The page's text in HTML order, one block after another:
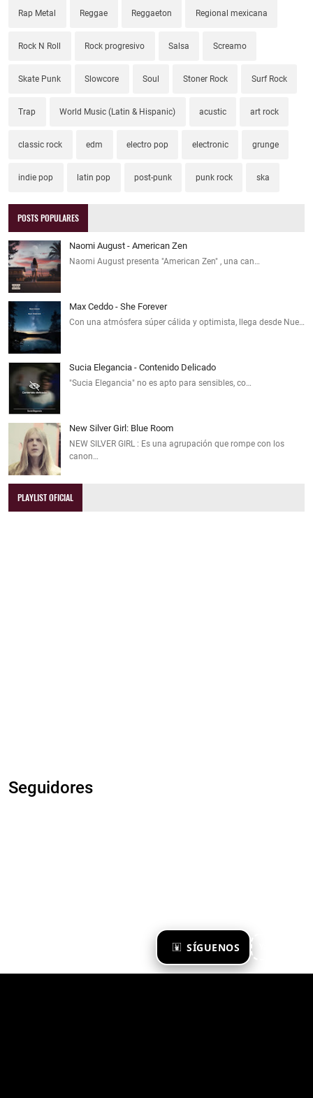
SÍGUENOS
Rap Metal Reggae Reggaeton Regional mexicana
Rock N Roll Rock progresivo Salsa Screamo
Skate Punk Slowcore Soul Stoner Rock Surf Rock
Trap World Music (Latin & Hispanic) acustic art rock
classic rock edm electro pop electronic grunge
indie pop latin pop post-punk punk rock ska
POSTS POPULARES
Naomi August - American Zen
Naomi August presenta "American Zen" , una can…
Max Ceddo - She Forever
Con una atmósfera súper cálida y optimista, llega desde Nue…
Sucia Elegancia - Contenido Delicado
"Sucia Elegancia" no es apto para sensibles, co…
New Silver Girl: Blue Room
NEW SILVER GIRL : Es una agrupación que rompe con los
canon…
PLAYLIST OFICIAL
Seguidores